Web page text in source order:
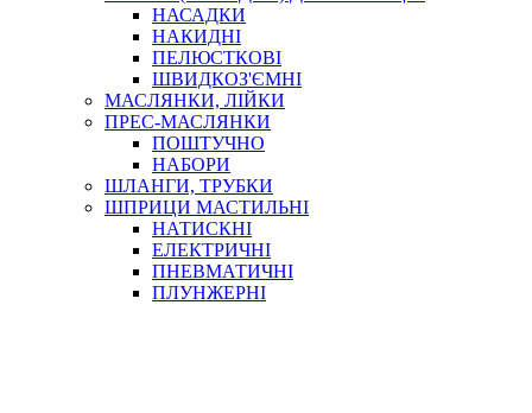
НАСАДКИ
НАКИДНІ
ПЕЛЮСТКОВІ
ШВИДКОЗ'ЄМНІ
МАСЛЯНКИ, ЛІЙКИ
ПРЕС-МАСЛЯНКИ
ПОШТУЧНО
НАБОРИ
ШЛАНГИ, ТРУБКИ
ШПРИЦИ МАСТИЛЬНІ
НАТИСКНІ
ЕЛЕКТРИЧНІ
ПНЕВМАТИЧНІ
ПЛУНЖЕРНІ